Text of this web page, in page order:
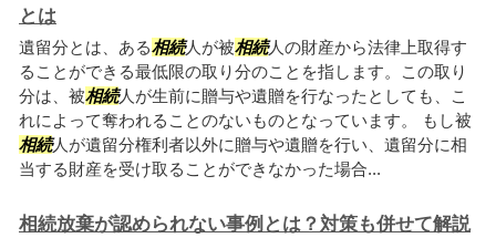
とは
遺留分とは、ある相続人が被相続人の財産から法律上取得す
ることができる最低限の取り分のことを指します。この取り
分は、被相続人が生前に贈与や遺贈を行なったとしても、こ
れによって奪われることのないものとなっています。 もし被
相続人が遺留分権利者以外に贈与や遺贈を行い、遺留分に相
当する財産を受け取ることができなかった場合...
相続放棄が認められない事例とは？対策も併せて解説